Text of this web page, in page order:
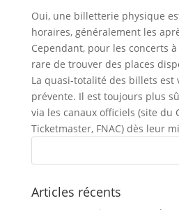
Oui, une billetterie physique
horaires, généralement les
Cependant, pour les concerts
rare de trouver des places
La quasi-totalité des billets est
prévente. Il est toujours plus
via les canaux officiels (site du
Ticketmaster, FNAC) dès leur
Articles récents